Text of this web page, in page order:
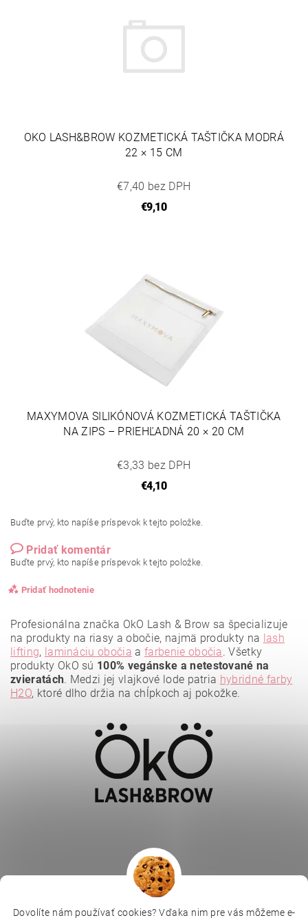
OKO LASH&BROW KOZMETICKÁ TAŠTIČKA MODRÁ
22 × 15 CM
€7,40 bez DPH
€9,10
MAXYMOVA SILIKÓNOVÁ KOZMETICKÁ TAŠTIČKA
NA ZIPS – PRIEHĽADNÁ 20 × 20 CM
€3,33 bez DPH
€4,10
Buďte prvý, kto napíše príspevok k tejto položke.
Pridať komentár
Buďte prvý, kto napíše príspevok k tejto položke.
Pridať hodnotenie
Vložením hodnotenie súhlasíte spodmienkami ochrany
Profesionálna značka OkO Lash & Brow sa špecializuje
na produkty na riasy a obočie, najmä produkty na lash
lifting, lamináciu obočia a farbenie obočia. Všetky
produkty OkO sú 100% vegánske a netestované na
zvieratách. Medzi jej vlajkové lode patria hybridné farby
H2O, ktoré dlho držia na chĺpkoch aj pokožke.
Dovolíte nám používať cookies? Vďaka nim pre vás môžeme e-